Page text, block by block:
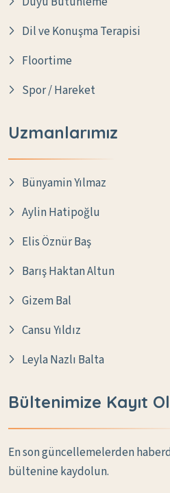
Dil ve Konuşma Terapisi
Floortime
Spor / Hareket
Uzmanlarımız
Bünyamin Yılmaz
Aylin Hatipoğlu
Elis Öznür Baş
Barış Haktan Altun
Gizem Bal
Cansu Yıldız
Leyla Nazlı Balta
Bültenimize Kayıt
En son güncellemelerden
bültenine kaydolun.